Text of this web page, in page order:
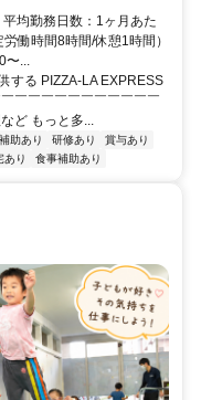
均勤務日数：1ヶ月あた
働時間8時間/休憩1時間）
〜...
する PIZZA-LA EXPRESS
￣￣￣￣￣￣￣￣￣￣￣
ど もっと多...
助あり 研修あり
賞与あり
あり 食事補助あり